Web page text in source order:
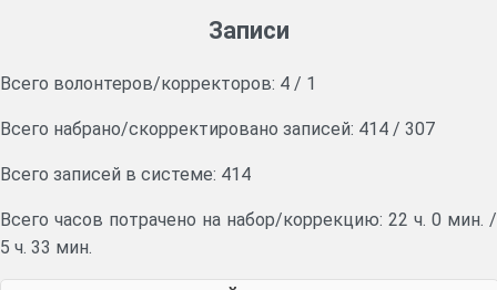
Записи
Всего волонтеров/корректоров: 4 / 1
Всего набрано/скорректировано записей: 414 / 307
Всего записей в системе: 414
Всего часов потрачено на набор/коррекцию: 22 ч. 0 мин. /
5 ч. 33 мин.